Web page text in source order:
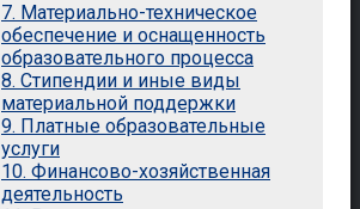
7. Материально-техническое
обеспечение и оснащенность
образовательного процесса
8. Стипендии и иные виды
материальной поддержки
9. Платные образовательные
услуги
10. Финансово-хозяйственная
деятельность